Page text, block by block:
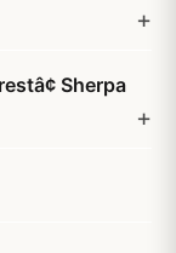
Sherpa